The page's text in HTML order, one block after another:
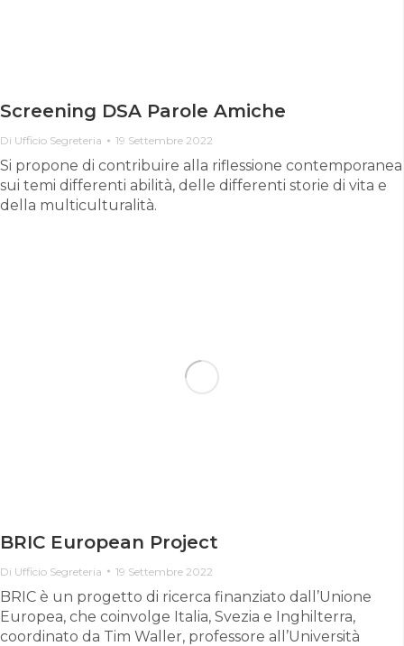
Screening DSA Parole Amiche
Di Ufficio Segreteria 19 Settembre 2022
Si propone di contribuire alla riflessione contemporanea
sui temi differenti abilità, delle differenti storie di vita e
della multiculturalità.
BRIC European Project
Di Ufficio Segreteria 19 Settembre 2022
BRIC è un progetto di ricerca finanziato dall’Unione
Europea, che coinvolge Italia, Svezia e Inghilterra,
coordinato da Tim Waller, professore all’Università